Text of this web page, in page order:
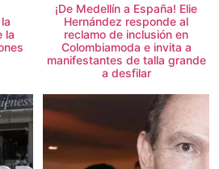
la
¡De Medellín a España! Elie
Hernández responde al
reclamo de inclusión en
Colombiamoda e invita a
manifestantes de talla grande
a desfilar